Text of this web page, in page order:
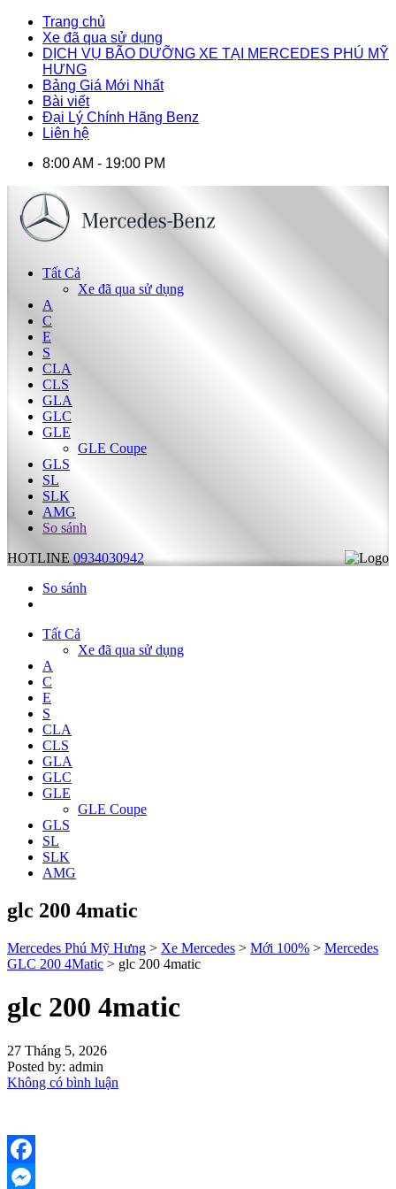
Trang chủ
Xe đã qua sử dụng
DỊCH VỤ BÃO DƯỠNG XE TẠI MERCEDES PHÚ MỸ
HƯNG
Bảng Giá Mới Nhất
Bài viết
Đại Lý Chính Hãng Benz
Liên hệ
8:00 AM - 19:00 PM
Tất Cả
Xe đã qua sử dụng
A
C
E
S
CLA
CLS
GLA
GLC
GLE
GLE Coupe
GLS
SL
SLK
AMG
So sánh
HOTLINE 0934030942
So sánh
Tất Cả
Xe đã qua sử dụng
A
C
E
S
CLA
CLS
GLA
GLC
GLE
GLE Coupe
GLS
SL
SLK
AMG
glc 200 4matic
Mercedes Phú Mỹ Hưng > Xe Mercedes > Mới 100% > Mercedes
GLC 200 4Matic > glc 200 4matic
glc 200 4matic
27 Tháng 5, 2026
Posted by: admin
Không có bình luận
Facebook